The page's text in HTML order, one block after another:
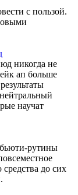
с пользой.
никогда не
ап больше
научат
рутины
средства до сих